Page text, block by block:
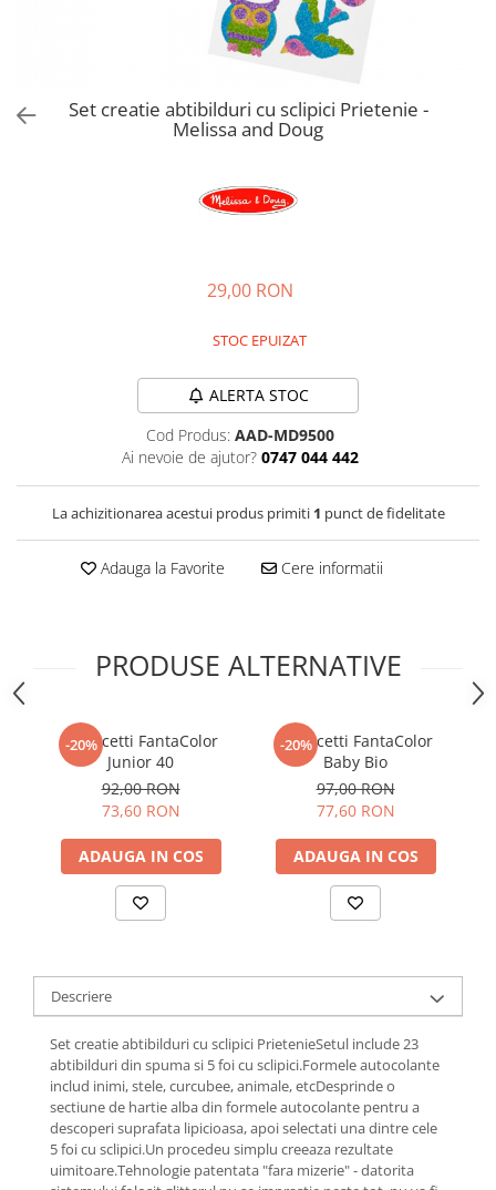
Jucarii electronice
Set creatie abtibilduri cu sclipici Prietenie -
Melissa and Doug
29,00 RON
STOC EPUIZAT
ALERTA STOC
Cod Produs: AAD-MD9500
Ai nevoie de ajutor? 0747 044 442
La achizitionarea acestui produs primiti 1 punct de fidelitate
Adauga la Favorite Cere informatii
PRODUSE ALTERNATIVE
-20%
Quercetti FantaColor
Junior 40
92,00 RON
73,60 RON
ADAUGA IN COS
-20%
Quercetti FantaColor
Baby Bio
97,00 RON
77,60 RON
ADAUGA IN COS
Descriere
Set creatie abtibilduri cu sclipici PrietenieSetul include 23
abtibilduri din spuma si 5 foi cu sclipici.Formele autocolante
includ inimi, stele, curcubee, animale, etcDesprinde o
sectiune de hartie alba din formele autocolante pentru a
descoperi suprafata lipicioasa, apoi selectati una dintre cele
5 foi cu sclipici.Un procedeu simplu creeaza rezultate
uimitoare.Tehnologie patentata "fara mizerie" - datorita